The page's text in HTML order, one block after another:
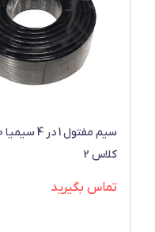
کلاس 2
تماس بگیرید